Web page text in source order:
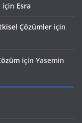
için Esra
Çözümler için
için Yasemin